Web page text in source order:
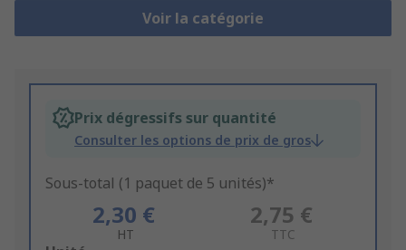
Voir la catégorie
Prix dégressifs sur quantité
Consulter les options de prix de gros
Sous-total (1 paquet de 5 unités)*
2,30 €
HT
2,75 €
TTC